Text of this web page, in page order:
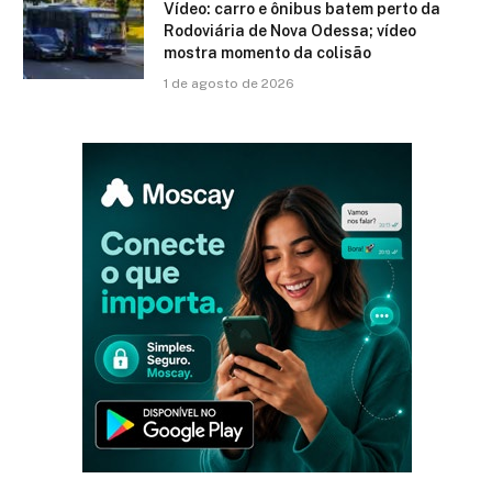
Vídeo: carro e ônibus batem perto da
Rodoviária de Nova Odessa; vídeo
mostra momento da colisão
1 de agosto de 2026